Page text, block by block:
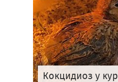
Кокцидиоз у кур